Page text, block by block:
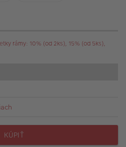
rámy: 10% (od 2ks), 15% (od 5ks),
KÚPIŤ